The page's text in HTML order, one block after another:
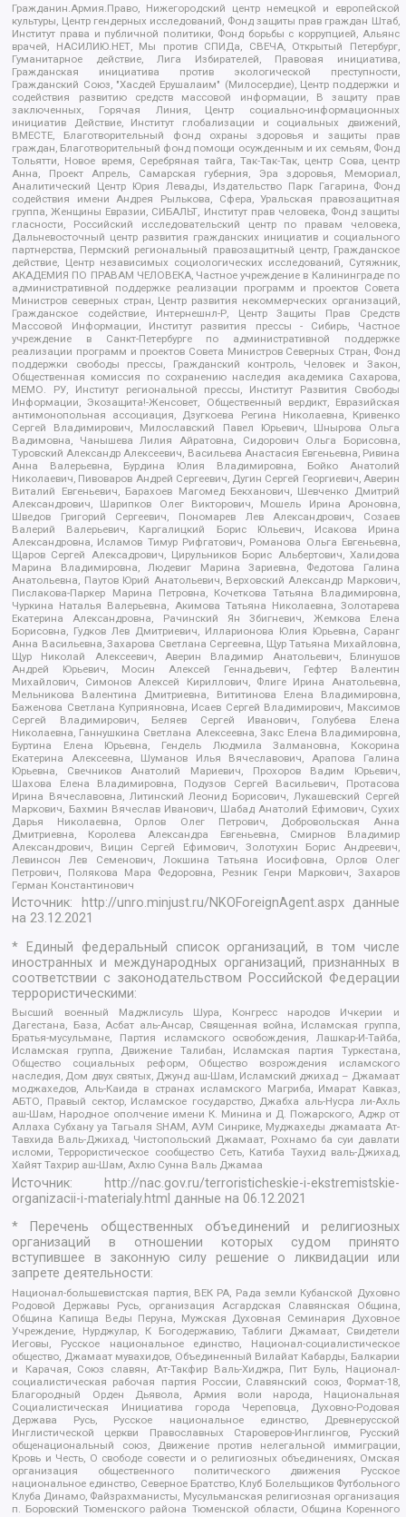
Гражданин.Армия.Право, Нижегородский центр немецкой и европейской
культуры, Центр гендерных исследований, Фонд защиты прав граждан Штаб,
Институт права и публичной политики, Фонд борьбы с коррупцией, Альянс
врачей, НАСИЛИЮ.НЕТ, Мы против СПИДа, СВЕЧА, Открытый Петербург,
Гуманитарное действие, Лига Избирателей, Правовая инициатива,
Гражданская инициатива против экологической преступности,
Гражданский Союз, "Хасдей Ерушалаим" (Милосердие), Центр поддержки и
содействия развитию средств массовой информации, В защиту прав
заключенных, Горячая Линия, Центр социально-информационных
инициатив Действие, Институт глобализации и социальных движений,
ВМЕСТЕ, Благотворительный фонд охраны здоровья и защиты прав
граждан, Благотворительный фонд помощи осужденным и их семьям, Фонд
Тольятти, Новое время, Серебряная тайга, Так-Так-Так, центр Сова, центр
Анна, Проект Апрель, Самарская губерния, Эра здоровья, Мемориал,
Аналитический Центр Юрия Левады, Издательство Парк Гагарина, Фонд
содействия имени Андрея Рылькова, Сфера, Уральская правозащитная
группа, Женщины Евразии, СИБАЛЬТ, Институт прав человека, Фонд защиты
гласности, Российский исследовательский центр по правам человека,
Дальневосточный центр развития гражданских инициатив и социального
партнерства, Пермский региональный правозащитный центр, Гражданское
действие, Центр независимых социологических исследований, Сутяжник,
АКАДЕМИЯ ПО ПРАВАМ ЧЕЛОВЕКА, Частное учреждение в Калининграде по
административной поддержке реализации программ и проектов Совета
Министров северных стран, Центр развития некоммерческих организаций,
Гражданское содействие, Интернешнл-Р, Центр Защиты Прав Средств
Массовой Информации, Институт развития прессы - Сибирь, Частное
учреждение в Санкт-Петербурге по административной поддержке
реализации программ и проектов Совета Министров Северных Стран, Фонд
поддержки свободы прессы, Гражданский контроль, Человек и Закон,
Общественная комиссия по сохранению наследия академика Сахарова,
МЕМО. РУ, Институт региональной прессы, Институт Развития Свободы
Информации, Экозащита!-Женсовет, Общественный вердикт, Евразийская
антимонопольная ассоциация, Дзугкоева Регина Николаевна, Кривенко
Сергей Владимирович, Милославский Павел Юрьевич, Шнырова Ольга
Вадимовна, Чанышева Лилия Айратовна, Сидорович Ольга Борисовна,
Туровский Александр Алексеевич, Васильева Анастасия Евгеньевна, Ривина
Анна Валерьевна, Бурдина Юлия Владимировна, Бойко Анатолий
Николаевич, Пивоваров Андрей Сергеевич, Дугин Сергей Георгиевич, Аверин
Виталий Евгеньевич, Барахоев Магомед Бекханович, Шевченко Дмитрий
Александрович, Шарипков Олег Викторович, Мошель Ирина Ароновна,
Шведов Григорий Сергеевич, Пономарев Лев Александрович, Созаев
Валерий Валерьевич, Каргалицкий Борис Юльевич, Исакова Ирина
Александровна, Исламов Тимур Рифгатович, Романова Ольга Евгеньевна,
Щаров Сергей Алексадрович, Цирульников Борис Альбертович, Халидова
Марина Владимировна, Людевиг Марина Зариевна, Федотова Галина
Анатольевна, Паутов Юрий Анатольевич, Верховский Александр Маркович,
Пислакова-Паркер Марина Петровна, Кочеткова Татьяна Владимировна,
Чуркина Наталья Валерьевна, Акимова Татьяна Николаевна, Золотарева
Екатерина Александровна, Рачинский Ян Збигневич, Жемкова Елена
Борисовна, Гудков Лев Дмитриевич, Илларионова Юлия Юрьевна, Саранг
Анна Васильевна, Захарова Светлана Сергеевна, Щур Татьяна Михайловна,
Щур Николай Алексеевич, Аверин Владимир Анатольевич, Блинушов
Андрей Юрьевич, Мосин Алексей Геннадьевич, Гефтер Валентин
Михайлович, Симонов Алексей Кириллович, Флиге Ирина Анатольевна,
Мельникова Валентина Дмитриевна, Вититинова Елена Владимировна,
Баженова Светлана Куприяновна, Исаев Сергей Владимирович, Максимов
Сергей Владимирович, Беляев Сергей Иванович, Голубева Елена
Николаевна, Ганнушкина Светлана Алексеевна, Закс Елена Владимировна,
Буртина Елена Юрьевна, Гендель Людмила Залмановна, Кокорина
Екатерина Алексеевна, Шуманов Илья Вячеславович, Арапова Галина
Юрьевна, Свечников Анатолий Мариевич, Прохоров Вадим Юрьевич,
Шахова Елена Владимировна, Подузов Сергей Васильевич, Протасова
Ирина Вячеславовна, Литинский Леонид Борисович, Лукашевский Сергей
Маркович, Бахмин Вячеслав Иванович, Шабад Анатолий Ефимович, Сухих
Дарья Николаевна, Орлов Олег Петрович, Добровольская Анна
Дмитриевна, Королева Александра Евгеньевна, Смирнов Владимир
Александрович, Вицин Сергей Ефимович, Золотухин Борис Андреевич,
Левинсон Лев Семенович, Локшина Татьяна Иосифовна, Орлов Олег
Петрович, Полякова Мара Федоровна, Резник Генри Маркович, Захаров
Герман Константинович
Источник: http://unro.minjust.ru/NKOForeignAgent.aspxданные
на23.12.2021
* Единый федеральный список организаций, в том числе
иностранных и международных организаций, признанных в
соответствии с законодательством Российской Федерации
террористическими:
Высший военный Маджлисуль Шура, Конгресс народов Ичкерии и
Дагестана, База, Асбат аль-Ансар, Священная война, Исламская группа,
Братья-мусульмане, Партия исламского освобождения, Лашкар-И-Тайба,
Исламская группа, Движение Талибан, Исламская партия Туркестана,
Общество социальных реформ, Общество возрождения исламского
наследия, Дом двух святых, Джунд аш-Шам, Исламский джихад – Джамаат
моджахедов, Аль-Каида в странах исламского Магриба, Имарат Кавказ,
АБТО, Правый сектор, Исламское государство, Джабха аль-Нусра ли-Ахль
аш-Шам, Народное ополчение имени К. Минина и Д. Пожарского, Аджр от
Аллаха Субхану уа Тагьаля SHAM, АУМ Синрике, Муджахеды джамаата Ат-
Тавхида Валь-Джихад, Чистопольский Джамаат, Рохнамо ба суи давлати
исломи, Террористическое сообщество Сеть, Катиба Таухид валь-Джихад,
Хайят Тахрир аш-Шам, Ахлю Сунна Валь Джамаа
Источник:
http://nac.gov.ru/terroristicheskie-i-ekstremistskie-
organizacii-i-materialy.html данные на06.12.2021
* Перечень общественных объединений и религиозных
организаций в отношении которых судом принято
вступившее в законную силу решение о ликвидации или
запрете деятельности:
Национал-большевистская партия, ВЕК РА, Рада земли Кубанской Духовно
Родовой Державы Русь, организация Асгардская Славянская Община,
Община Капища Веды Перуна, Мужская Духовная Семинария Духовное
Учреждение, Нурджулар, К Богодержавию, Таблиги Джамаат, Свидетели
Иеговы, Русское национальное единство, Национал-социалистическое
общество, Джамаат мувахидов, Объединенный Вилайат Кабарды, Балкарии
и Карачая, Союз славян, Ат-Такфир Валь-Хиджра, Пит Буль, Национал-
социалистическая рабочая партия России, Славянский союз, Формат-18,
Благородный Орден Дьявола, Армия воли народа, Национальная
Социалистическая Инициатива города Череповца, Духовно-Родовая
Держава Русь, Русское национальное единство, Древнерусской
Инглистической церкви Православных Староверов-Инглингов, Русский
общенациональный союз, Движение против нелегальной иммиграции,
Кровь и Честь, О свободе совести и о религиозных объединениях, Омская
организация общественного политического движения Русское
национальное единство, Северное Братство, Клуб Болельщиков Футбольного
Клуба Динамо, Файзрахманисты, Мусульманская религиозная организация
п. Боровский Тюменского района Тюменской области, Община Коренного